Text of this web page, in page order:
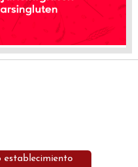
establecimiento